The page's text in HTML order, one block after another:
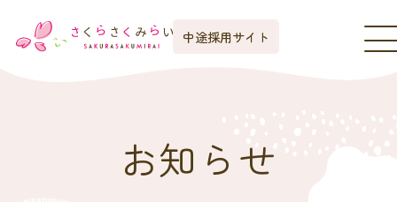
中途採用サイト
お知らせ